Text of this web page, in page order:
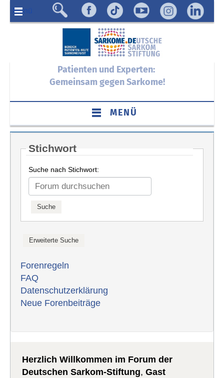
Menü
Patienten und Experten:
Gemeinsam gegen Sarkome!
MENÜ
Stichwort
Suche nach Stichwort:
Forenregeln
FAQ
Datenschutzerklärung
Neue Forenbeiträge
Herzlich Willkommen im Forum der
Deutschen Sarkom-Stiftung,Gast